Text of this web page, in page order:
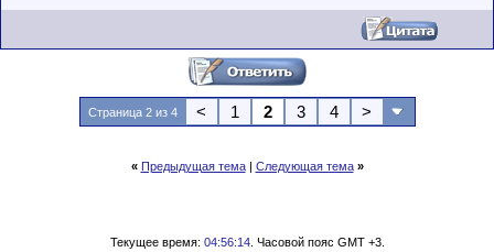
Страница 2 из 4 < 1 2 3 4 >
« Предыдущая тема| Следующая тема »
Текущее время: 04:56:14. Часовой пояс GMT +3.